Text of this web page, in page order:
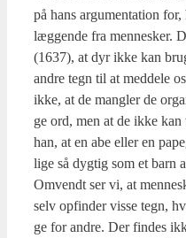
på hans argu­men­ta­tion
læg­gen­de fra men­ne­sker.
(1637), at dyr ikke kan
andre tegn til at med­dele
ikke, at de mang­ler de
ge ord, men at de ikke
han, at en abe eller en
lige så dyg­tig som et barn
Omvendt ser vi, at
selv opfin­der vis­se tegn,
ge for andre. Der fin­des